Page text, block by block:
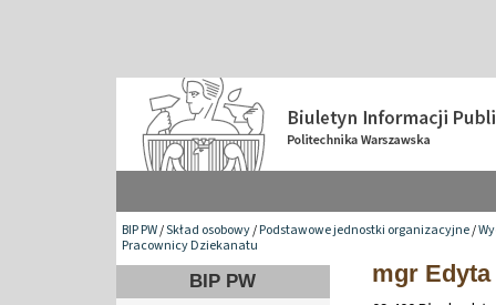
BIP PW/Skład osobowy/Podstawowe jednostki organizacyjne/
Pracownicy Dziekanatu
BIP PW mgr